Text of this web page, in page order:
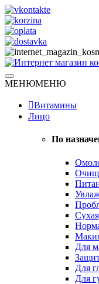
Skip
to
content
Интернет
Натуральная косметика
МЕНЮМЕНЮ
Витамины
Лицо
По
Для
Для
Для